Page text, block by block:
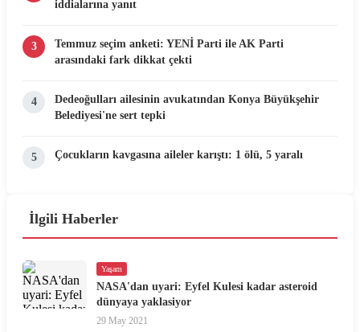
iddialarına yanıt
3
Temmuz seçim anketi: YENİ Parti ile AK Parti
arasındaki fark dikkat çekti
4
Dedeoğulları ailesinin avukatından Konya Büyükşehir
Belediyesi'ne sert tepki
5 Çocukların kavgasına aileler karıştı: 1 ölü, 5 yaralı
İlgili Haberler
Yaşam
NASA'dan uyari: Eyfel Kulesi kadar asteroid
dünyaya yaklasiyor
29 May 2021